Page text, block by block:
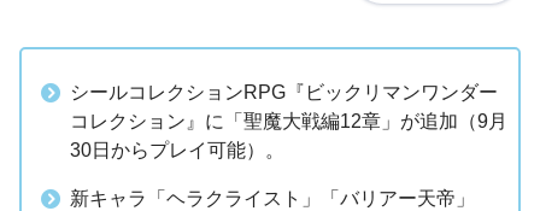
シールコレクションRPG『ビックリマンワンダー
コレクション』に「聖魔大戦編12章」が追加（9月
30日からプレイ可能）。
新キャラ「ヘラクライスト」「バリアー天帝」